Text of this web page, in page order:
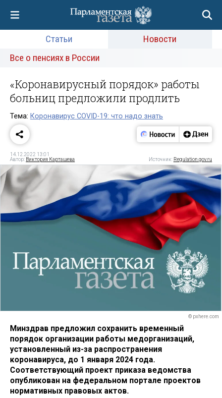
Статьи
Новости
Все о пенсиях в России
«Коронавирусный порядок» работы
больниц предложили продлить
Тема: Коронавирус COVID-19: что надо знать
14.12.2022 13:01
Автор: Виктория Карташева Источник: Regulation.gov.ru
© pxhere.com
Минздрав предложил сохранить временный
порядок организации работы медорганизаций,
установленный из-за распространения
коронавируса, до 1 января 2024 года.
Соответствующий проект приказа ведомства
опубликован на федеральном портале проектов
нормативных правовых актов.